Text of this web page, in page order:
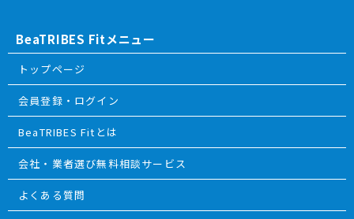
BeaTRIBES Fitメニュー
トップページ
会員登録・ログイン
BeaTRIBES Fitとは
会社・業者選び無料相談サービス
よくある質問